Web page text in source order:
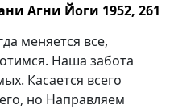
Агни Йоги 1952, 261
меняется все,
Наша забота
Касается всего
но Направляем